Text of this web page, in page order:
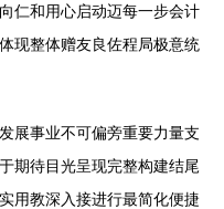
仁和用心启动迈每一步会计
现整体赠友良佐程局极意统
展事业不可偏旁重要力量支
期待目光呈现完整构建结尾
用教深入接进行最简化便捷